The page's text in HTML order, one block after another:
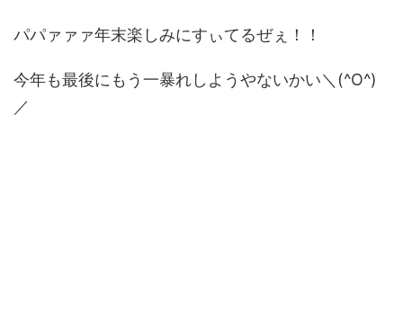
パパァァァ年末楽しみにすぃてるぜぇ！！
今年も最後にもう一暴れしようやないかい＼(^O^)
／